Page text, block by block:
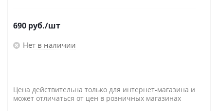
690 руб./шт
Нет в наличии
Цена действительна только для интернет-магазина и
может отличаться от цен в розничных магазинах